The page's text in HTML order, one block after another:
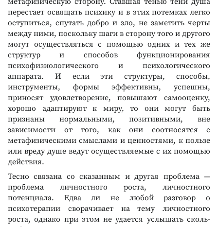
перестает освящать психику и в этих потемках легко
оступиться, спутать добро и зло, не заметить черты
между ними, поскольку шаги в сторону того и другого
могут осуществляться с помощью одних и тех же
структур и способов функционирования
психофизиологического и психологического
аппарата. И если эти структуры, способы,
инструменты, формы эффективны, успешны,
приносят удовлетворение, повышают самооценку,
хорошо адаптируют к миру, то они могут быть
признаны нормальными, позитивными, вне
зависимости от того, как они соотносятся с
метафизическими смыслами и ценностями, к пользе
или вреду душе ведут осуществляемые с их помощью
действия.
Тесно связана со сказанным и другая проблема —
проблема личностного роста, личностного
потенциала. Едва ли не любой разговор о
психотерапии сворачивает на тему личностного
роста, однако при этом не удается услышать сколь-